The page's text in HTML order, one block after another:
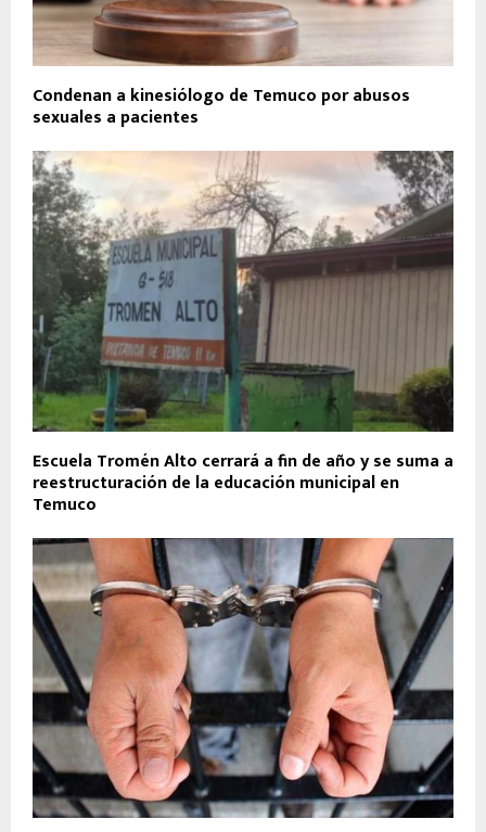
Condenan a kinesiólogo de Temuco por abusos
sexuales a pacientes
Escuela Tromén Alto cerrará a fin de año y se suma a
reestructuración de la educación municipal en
Temuco